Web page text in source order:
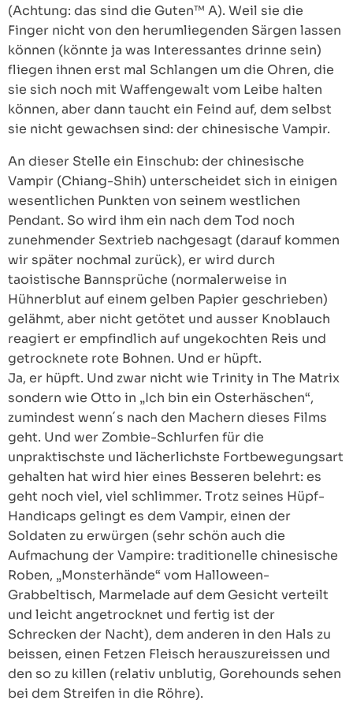
(Achtung: das sind die Guten™ A). Weil sie die
Finger nicht von den herumliegenden Särgen lassen
können (könnte ja was Interessantes drinne sein)
fliegen ihnen erst mal Schlangen um die Ohren, die
sie sich noch mit Waffengewalt vom Leibe halten
können, aber dann taucht ein Feind auf, dem selbst
sie nicht gewachsen sind: der chinesische Vampir.
An dieser Stelle ein Einschub: der chinesische
Vampir (Chiang-Shih) unterscheidet sich in einigen
wesentlichen Punkten von seinem westlichen
Pendant. So wird ihm ein nach dem Tod noch
zunehmender Sextrieb nachgesagt (darauf kommen
wir später nochmal zurück), er wird durch
taoistische Bannsprüche (normalerweise in
Hühnerblut auf einem gelben Papier geschrieben)
gelähmt, aber nicht getötet und ausser Knoblauch
reagiert er empfindlich auf ungekochten Reis und
getrocknete rote Bohnen. Und er hüpft.
Ja, er hüpft. Und zwar nicht wie Trinity in The Matrix
sondern wie Otto in „Ich bin ein Osterhäschen“,
zumindest wenn´s nach den Machern dieses Films
geht. Und wer Zombie-Schlurfen für die
unpraktischste und lächerlichste Fortbewegungsart
gehalten hat wird hier eines Besseren belehrt: es
geht noch viel, viel schlimmer. Trotz seines Hüpf-
Handicaps gelingt es dem Vampir, einen der
Soldaten zu erwürgen (sehr schön auch die
Aufmachung der Vampire: traditionelle chinesische
Roben, „Monsterhände“ vom Halloween-
Grabbeltisch, Marmelade auf dem Gesicht verteilt
und leicht angetrocknet und fertig ist der
Schrecken der Nacht), dem anderen in den Hals zu
beissen, einen Fetzen Fleisch herauszureissen und
den so zu killen (relativ unblutig, Gorehounds sehen
bei dem Streifen in die Röhre).